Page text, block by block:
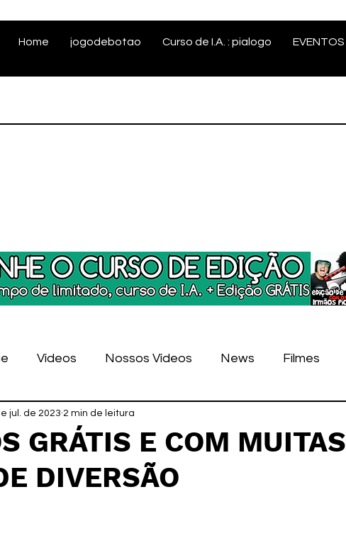
Home jogodebotao Curso de I.A. : pialogo EVENTOS
Vídeos Nossos Vídeos News Filmes
Tecnologia
BILE games
GRÁTIS E COM MUITAS
DIVERSÃO
jul. de 2023 2 min de leitura
5 estrelas.